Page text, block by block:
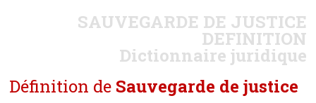
SAUVEGARDE DE JUSTICE
DEFINITION
Dictionnaire juridique
Définition de Sauvegarde de justice